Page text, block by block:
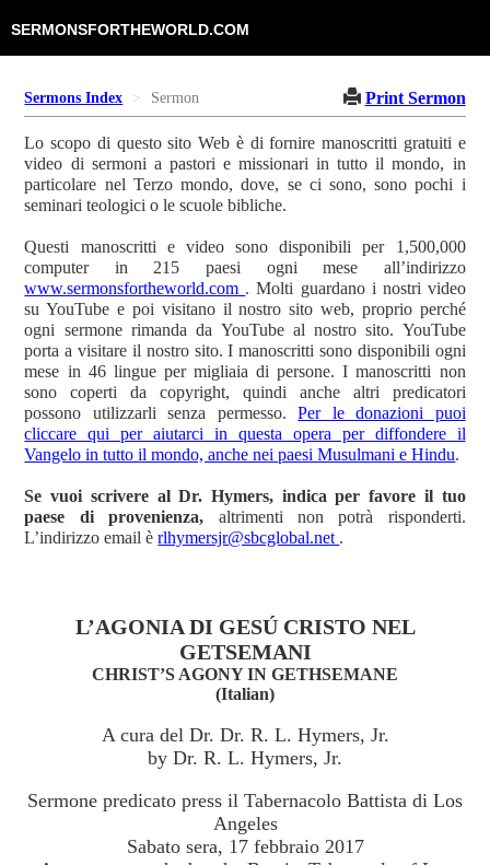
SERMONSFORTHEWORLD.COM
Sermons Index Sermon Print Sermon
Lo scopo di questo sito Web è di fornire manoscritti gratuiti e
video di sermoni a pastori e missionari in tutto il mondo, in
particolare nel Terzo mondo, dove, se ci sono, sono pochi i
seminari teologici o le scuole bibliche.
Questi manoscritti e video sono disponibili per 1,500,000
computer in 215 paesi ogni mese all’indirizzo
www.sermonsfortheworld.com . Molti guardano i nostri video
su YouTube e poi visitano il nostro sito web, proprio perché
ogni sermone rimanda da YouTube al nostro sito. YouTube
porta a visitare il nostro sito. I manoscritti sono disponibili ogni
mese in 46 lingue per migliaia di persone. I manoscritti non
sono coperti da copyright, quindi anche altri predicatori
possono utilizzarli senza permesso.Per le donazioni puoi
cliccare qui per aiutarci in questa opera per diffondere il
Vangelo in tutto il mondo, anche nei paesi Musulmani e Hindu.
Se vuoi scrivere al Dr. Hymers, indica per favore il tuo
paese di provenienza, altrimenti non potrà risponderti.
L’indirizzo email èrlhymersjr@sbcglobal.net .
L’AGONIA DI GESÚ CRISTO NEL
GETSEMANI
CHRIST’S AGONY IN GETHSEMANE
(Italian)
A cura del Dr. Dr. R. L. Hymers, Jr.
by Dr. R. L. Hymers, Jr.
Sermone predicato press il Tabernacolo Battista di Los
Angeles
Sabato sera, 17 febbraio 2017